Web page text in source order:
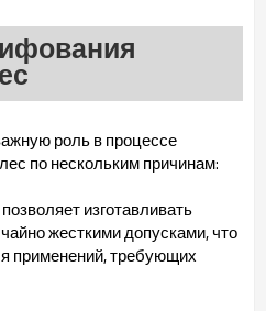
роль в процессе
по нескольким причинам:
изготавливать
жесткими допусками, что
применений, требующих